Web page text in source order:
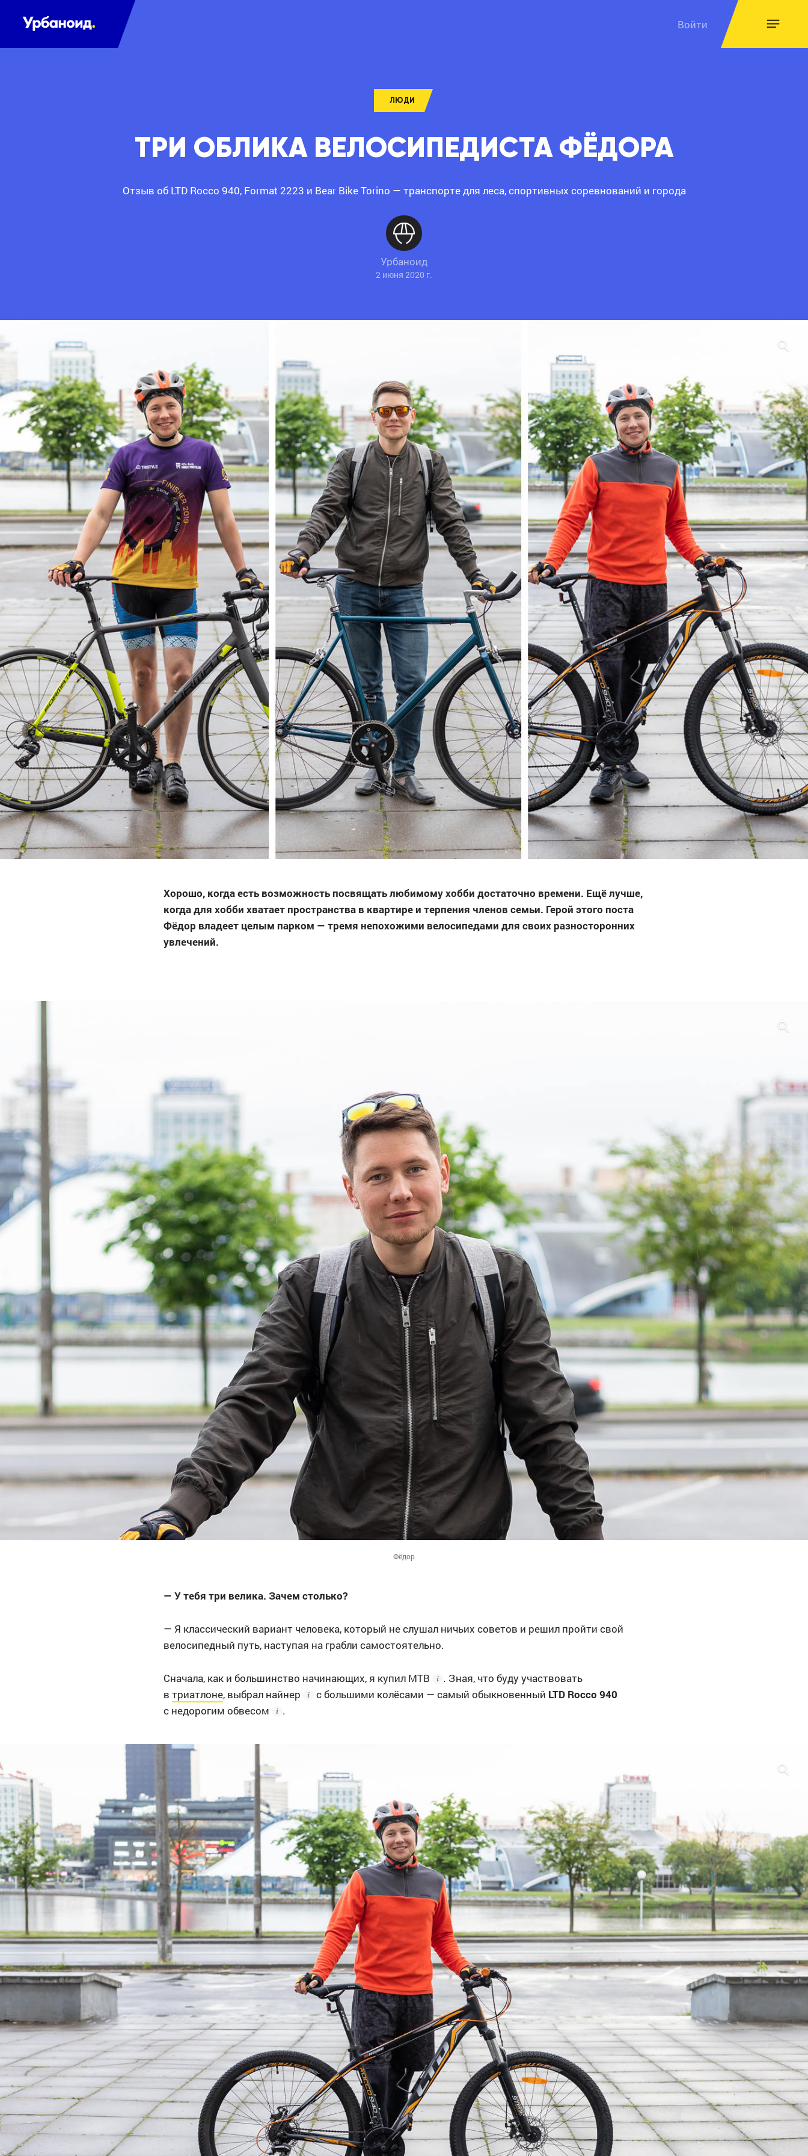
Войти
ЛЮДИ
ТРИ ОБЛИКА ВЕЛОСИПЕДИСТА ФЁДОРА
Отзыв об LTD Rocco 940, Format 2223 и Bear Bike Torino — транспорте для леса, спортивных соревнований и города
Урбаноид
2 июня 2020 г.
Хорошо, когда есть возможность посвящать любимому хобби достаточно времени. Ещё лучше,
когда для хобби хватает пространства в квартире и терпения членов семьи. Герой этого поста
Фёдор владеет целым парком — тремя непохожими велосипедами для своих разносторонних
увлечений.
Фёдор
— У тебя три велика. Зачем столько?
— Я классический вариант человека, который не слушал ничьих советов и решил пройти свой
велосипедный путь, наступая на грабли самостоятельно.
Сначала, как и большинство начинающих, я купил MTB
. Зная, что буду участвовать
в триатлоне, выбрал найнер с большими колёсами — самый обыкновенный LTD Rocco 940
с недорогим обвесом .